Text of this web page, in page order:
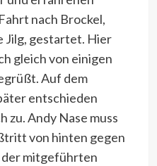
nach Brockel,
Jilg, gestartet. Hier
gleich von einigen
Auf dem
entschieden
Andy Nase muss
von hinten gegen
der mitgeführten